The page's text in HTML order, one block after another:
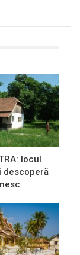
locul
descoperă